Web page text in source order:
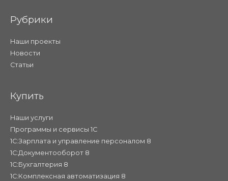
Рубрики
Наши проекты
Новости
Статьи
Купить
Наши услуги
Программы и сервисы 1С
1С:Зарплата и управление персоналом 8
1С:Документооборот 8
1С:Бухгалтерия 8
1С:Комплексная автоматизация 8